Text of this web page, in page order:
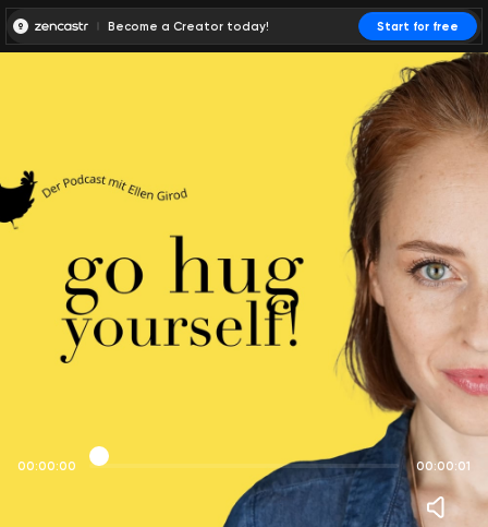
Become a Creator today! Start for free
00:00:00 00:00:01